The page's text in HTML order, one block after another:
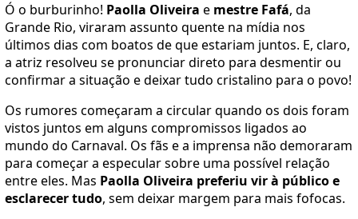
Ó o burburinho! Paolla Oliveira e mestre Fafá, da
Grande Rio, viraram assunto quente na mídia nos
últimos dias com boatos de que estariam juntos. E, claro,
a atriz resolveu se pronunciar direto para desmentir ou
confirmar a situação e deixar tudo cristalino para o povo!
Os rumores começaram a circular quando os dois foram
vistos juntos em alguns compromissos ligados ao
mundo do Carnaval. Os fãs e a imprensa não demoraram
para começar a especular sobre uma possível relação
entre eles. Mas Paolla Oliveira preferiu vir à público e
esclarecer tudo, sem deixar margem para mais fofocas.